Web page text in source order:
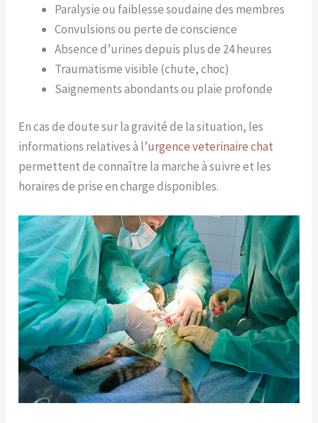
Paralysie ou faiblesse soudaine des membres
Convulsions ou perte de conscience
Absence d’urines depuis plus de 24 heures
Traumatisme visible (chute, choc)
Saignements abondants ou plaie profonde
En cas de doute sur la gravité de la situation, les
informations relatives à l’urgence veterinaire chat
permettent de connaître la marche à suivre et les
horaires de prise en charge disponibles.